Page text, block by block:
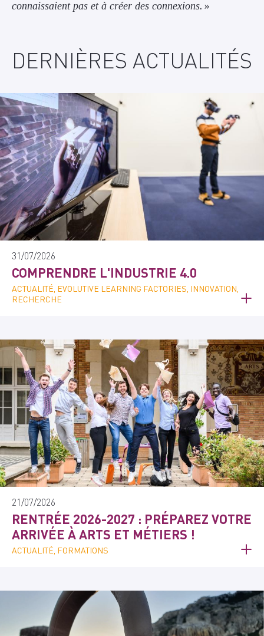
connaissaient pas et à créer des connexions. »
DERNIÈRES ACTUALITÉS
31/07/2026
COMPRENDRE L'INDUSTRIE 4.0
ACTUALITÉ, EVOLUTIVE LEARNING FACTORIES, INNOVATION,
RECHERCHE
21/07/2026
RENTRÉE 2026-2027 : PRÉPAREZ VOTRE
ARRIVÉE À ARTS ET MÉTIERS !
ACTUALITÉ, FORMATIONS